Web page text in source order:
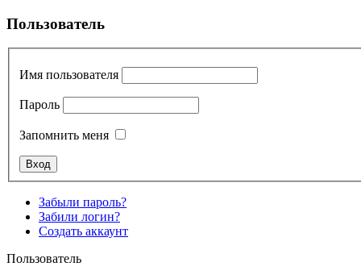
Пользователь
Имя пользователя
Пароль
Запомнить меня
Забыли пароль?
Забили логин?
Создать аккаунт
Пользователь